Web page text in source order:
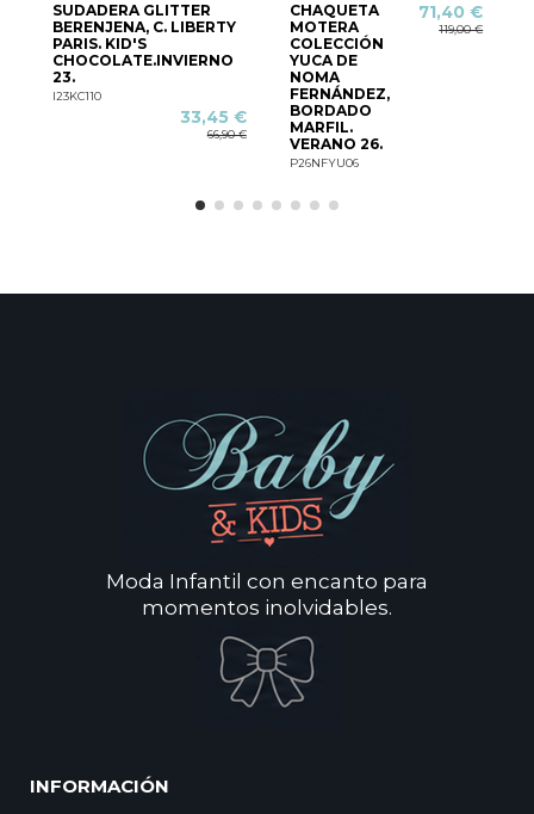
SUDADERA GLITTER
BERENJENA, C. LIBERTY
PARIS. KID'S
CHOCOLATE.INVIERNO
23.
I23KC110
33,45 €
66,90 €
CHAQUETA
MOTERA
COLECCIÓN
YUCA DE
NOMA
FERNÁNDEZ,
BORDADO
MARFIL.
VERANO 26.
P26NFYU06
71,40 €
119,00 €
Moda Infantil con encanto para
momentos inolvidables.
INFORMACIÓN